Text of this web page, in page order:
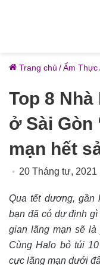
Trang chủ /Ẩm Thực
Top 8
ở Sài Gòn
mạn hết
20 Tháng tư, 2021
Qua tết dương, gần
bạn đã có dự định
gian lãng mạn sẽ là
Cùng Halo bỏ túi 10
cực lãng mạn dưới